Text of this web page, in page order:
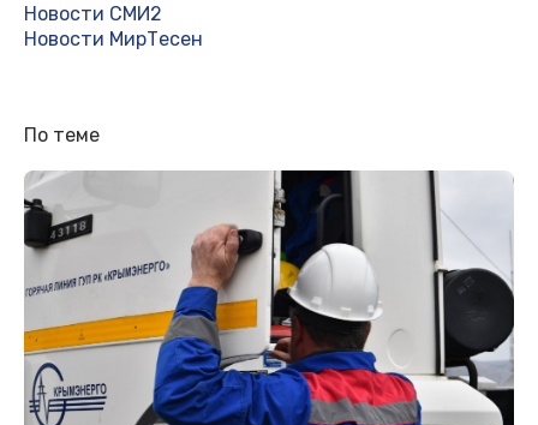
Новости СМИ2
Новости МирТесен
По теме